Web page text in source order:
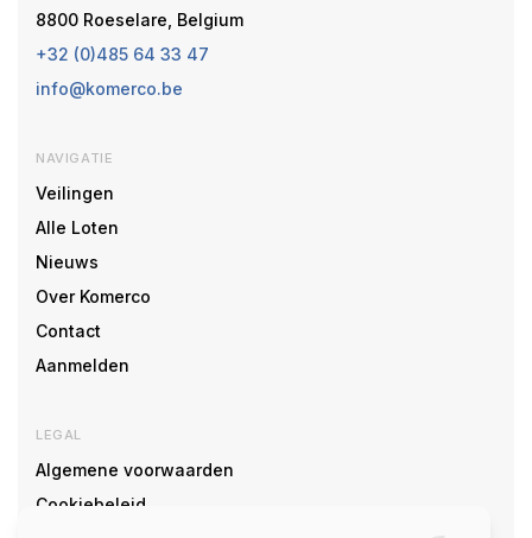
8800 Roeselare, Belgium
+32 (0)485 64 33 47
info@komerco.be
NAVIGATIE
Veilingen
Alle Loten
Nieuws
Over Komerco
Contact
Aanmelden
LEGAL
Algemene voorwaarden
Cookiebeleid